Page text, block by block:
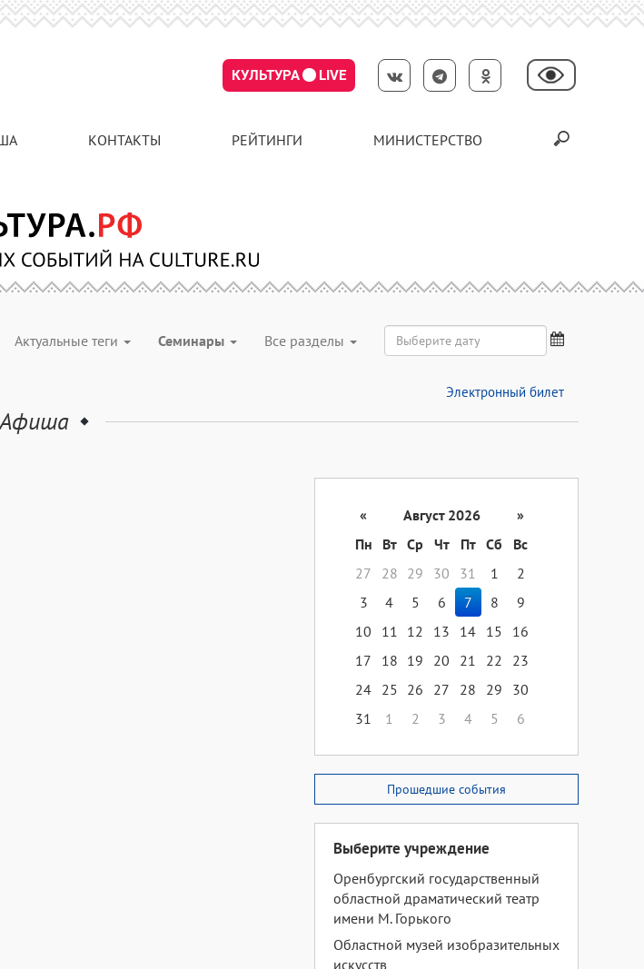
КУЛЬТУРА LIVE
КОНТАКТЫ РЕЙТИНГИ МИНИСТЕРСТВО
Актуальные теги Семинары Все разделы
Электронный билет
Афиша
« Август 2026
»
Пн
Вт Ср Чт Пт Сб
Вс
27
28 29 30 31 1
2
3
4 5 6 7 8
9
10
11 12 13 14 15
16
17
18 19 20 21 22
23
24 25 26 27 28 29
30
31
1 2 3 4 5 6
Прошедшие события
Выберите учреждение
Оренбургский государственный
областной драматический театр
имени М. Горького
Областной музей изобразительных
искусств